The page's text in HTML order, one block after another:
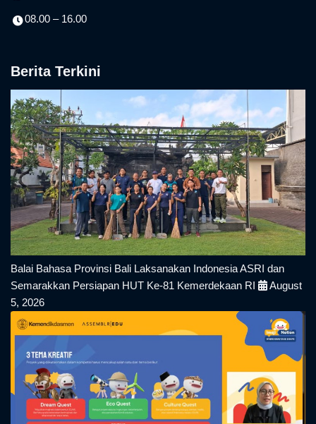
08.00 – 16.00
Berita Terkini
Balai Bahasa Provinsi Bali Laksanakan Indonesia ASRI dan
Semarakkan Persiapan HUT Ke-81 Kemerdekaan RI
August
5, 2026